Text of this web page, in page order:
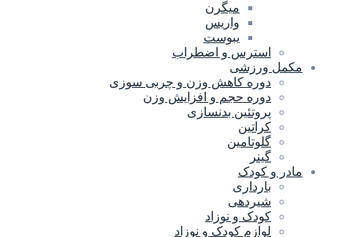
میگرن
واریس
یبوست
استرس و اضطراب
مکمل ورزشی
دوره کاهش وزن و چربی سوزی
دوره حجم و افزایش وزن
پروتئین بدنسازی
کراتین
گلوتامین
گینر
مادر و کودک
بارداری
شیردهی
کودک و نوزاد
لوازم کودک و نوزاد